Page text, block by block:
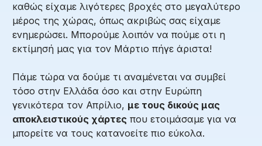
καθώς είχαμε λιγότερες βροχές στο μεγαλύτερο
μέρος της χώρας, όπως ακριβώς σας είχαμε
ενημερώσει. Μπορούμε λοιπόν να πούμε οτι η
εκτίμησή μας για τον Μάρτιο πήγε άριστα!
Πάμε τώρα να δούμε τι αναμένεται να συμβεί
τόσο στην Ελλάδα όσο και στην Ευρώπη
γενικότερα τον Απρίλιο, με τους δικούς μας
αποκλειστικούς χάρτες που ετοιμάσαμε για να
μπορείτε να τους κατανοείτε πιο εύκολα.